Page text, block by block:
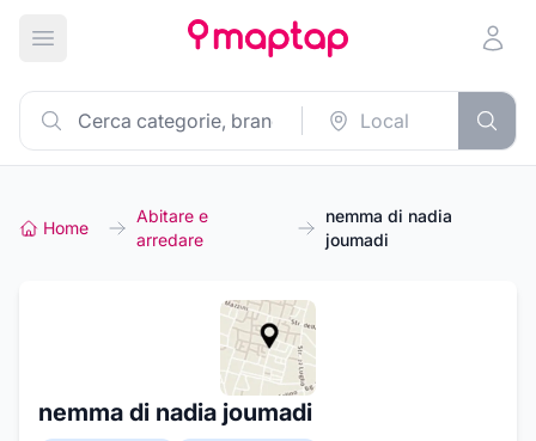
Apri menu principale
Home
Abitare e
arredare
nemma di nadia
joumadi
nemma di nadia joumadi